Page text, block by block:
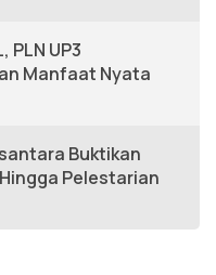
PLN UP3
Manfaat Nyata
Buktikan
Pelestarian